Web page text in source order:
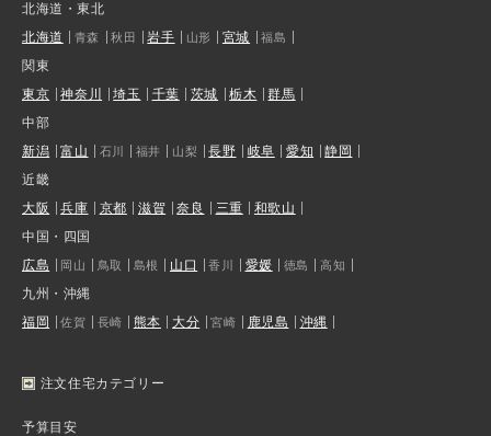
北海道・東北
北海道
青森 秋田 岩手 山形 宮城 福島
関東
東京
神奈川 埼玉 千葉 茨城 栃木
群馬
中部
新潟
富山 石川 福井 山梨 長野 岐阜 愛知
静岡
近畿
大阪
兵庫 京都 滋賀 奈良 三重
和歌山
中国・四国
広島
岡山 鳥取 島根 山口 香川 愛媛 徳島 高知
九州・沖縄
福岡
佐賀 長崎 熊本 大分 宮崎 鹿児島 沖縄
注文住宅カテゴリー
予算目安